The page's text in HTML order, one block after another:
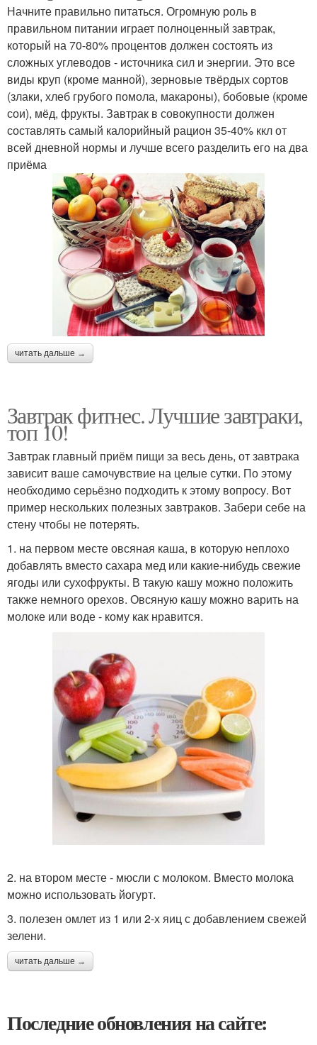
Начните правильно питаться. Огромную роль в
правильном питании играет полноценный завтрак,
который на 70-80% процентов должен состоять из
сложных углеводов - источника сил и энергии. Это все
виды круп (кроме манной), зерновые твёрдых сортов
(злаки, хлеб грубого помола, макароны), бобовые (кроме
сои), мёд, фрукты. Завтрак в совокупности должен
составлять самый калорийный рацион 35-40% ккл от
всей дневной нормы и лучше всего разделить его на два
приёма
читать дальше →
Завтрак фитнес. Лучшие завтраки,
топ 10!
Завтрак главный приём пищи за весь день, от завтрака
зависит ваше самочувствие на целые сутки. По этому
необходимо серьёзно подходить к этому вопросу. Вот
пример нескольких полезных завтраков. Забери себе на
стену чтобы не потерять.
1. на первом месте овсяная каша, в которую неплохо
добавлять вместо сахара мед или какие-нибудь свежие
ягоды или сухофрукты. В такую кашу можно положить
также немного орехов. Овсяную кашу можно варить на
молоке или воде - кому как нравится.
2. на втором месте - мюсли с молоком. Вместо молока
можно использовать йогурт.
3. полезен омлет из 1 или 2-х яиц с добавлением свежей
зелени.
читать дальше →
Последние обновления на сайте: